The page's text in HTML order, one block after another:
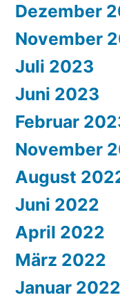
Dezember
November
Juli 2023
Juni 2023
Februar
November
August
Juni 2022
April 2022
März 2022
Januar 2022